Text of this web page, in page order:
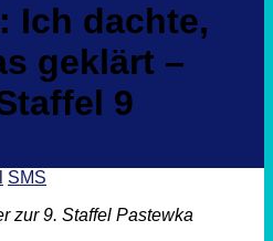
Ich dachte,
geklärt –
9
SMS
zur 9. Staffel Pastewka